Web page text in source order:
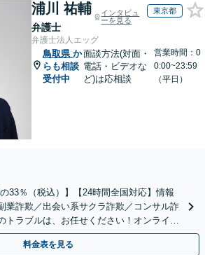
浦川 祐輔
弁護士
インタビュ
ーを見る
東京都
弁護士法人エッグ
鳥取県 か
らも相談
受付中
面談方法(対面・
電話・ビデオな
ど)は応相談
営業時間：0
0:00~23:59
（平日）
33％（税込）】【24時間全国対応】情報
業詐欺／出会い系サクラ詐欺／コンサル詐
トラブルは、お任せください！オンライン
料金表を見る